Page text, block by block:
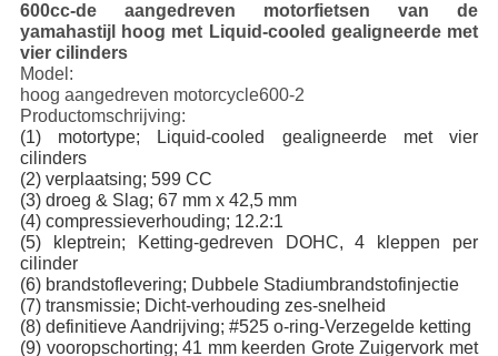
600cc-de aangedreven motorfietsen van de
yamahastijl hoog met Liquid-cooled gealigneerde met
vier cilinders
Model:
hoog aangedreven motorcycle600-2
Productomschrijving:
(1) motortype; Liquid-cooled gealigneerde met vier
cilinders
(2) verplaatsing; 599 CC
(3) droeg & Slag; 67 mm x 42,5 mm
(4) compressieverhouding; 12.2:1
(5) kleptrein; Ketting-gedreven DOHC, 4 kleppen per
cilinder
(6) brandstoflevering; Dubbele Stadiumbrandstofinjectie
(7) transmissie; Dicht-verhouding zes-snelheid
(8) definitieve Aandrijving; #525 o-ring-Verzegelde ketting
(9) vooropschorting; 41 mm keerden Grote Zuigervork met